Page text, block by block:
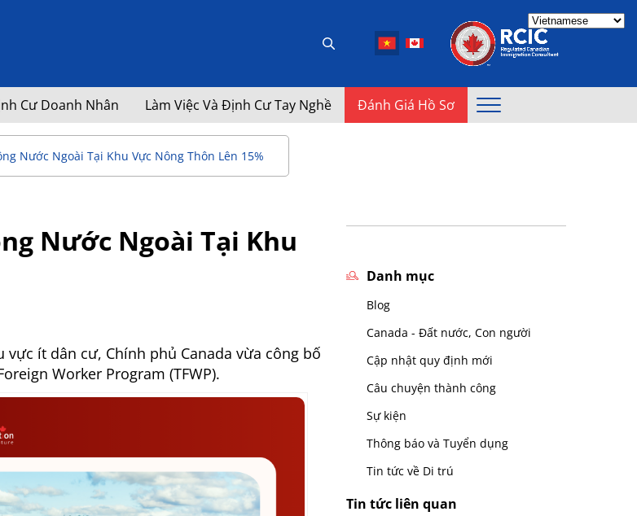
Cư Doanh Nhân Làm Việc Và Định Cư Tay Nghề Đánh Giá Hồ Sơ
Nước Ngoài Tại Khu Vực Nông Thôn Lên 15%
Nước Ngoài Tại Khu
ít dân cư, Chính phủ Canada vừa công bố
Worker Program (TFWP).
Danh mục
Blog
Canada - Đất nước, Con người
Cập nhật quy định mới
Câu chuyện thành công
Sự kiện
Thông báo và Tuyển dụng
Tin tức về Di trú
Tin tức liên quan